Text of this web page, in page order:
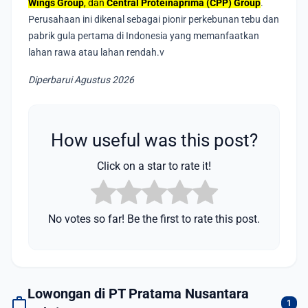
Wings Group, dan Central Proteinaprima (CPP) Group.
Perusahaan ini dikenal sebagai pionir perkebunan tebu dan
pabrik gula pertama di Indonesia yang memanfaatkan
lahan rawa atau lahan rendah.v
Diperbarui Agustus 2026
How useful was this post?
Click on a star to rate it!
No votes so far! Be the first to rate this post.
workLowongan di PT Pratama Nusantara
1